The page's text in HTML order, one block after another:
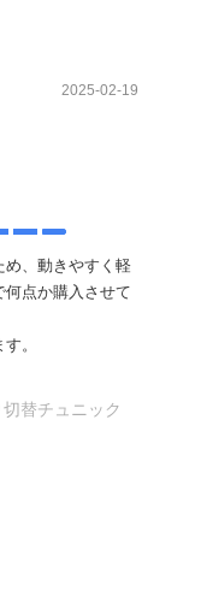
2025-02-19
め、動きやすく軽
何点か購入させて
。
替チュニック